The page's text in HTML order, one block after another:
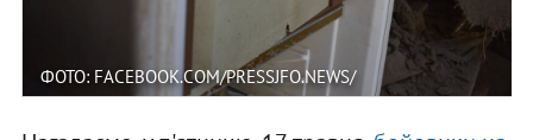
ФОТО: FACEBOOK.COM/PRESSJFO.NEWS/